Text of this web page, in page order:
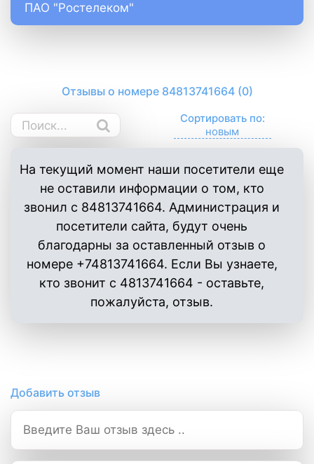
ПАО "Ростелеком"
Отзывы о номере 84813741664 (0)
Сортировать по:
На текущий момент наши посетители еще
не оставили информации о том, кто
звонил с 84813741664. Администрация и
посетители сайта, будут очень
благодарны за оставленный отзыв о
номере +74813741664. Если Вы узнаете,
кто звонит с 4813741664 - оставьте,
пожалуйста, отзыв.
Добавить отзыв